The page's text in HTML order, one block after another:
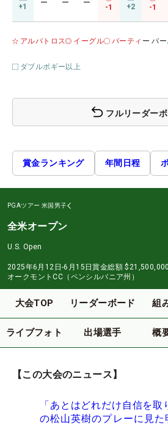
+1 ー ー ー
-1 +2 -1
アルバトロス イーグル バーティ ー パー
ダブルボギー以上
フルリーダー
賞金ランキング 年間日程
PGAツアー 米国男子
全米オープン
U.S. Open
2025年6月12日-6月15日賞金総額 $21,500,000
オークモントCC（ペンシルバニア州）
大会TOP リーダーボード 組
ライブフォト 出場選手 概
【この大会のニュース】
「あとはどれだけ自信を
の松山英樹のプレーに見